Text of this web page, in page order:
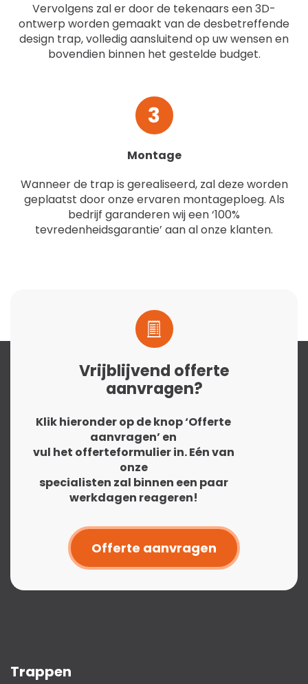
Vervolgens zal er door de tekenaars een 3D-
ontwerp worden gemaakt van de desbetreffende
design trap, volledig aansluitend op uw wensen en
bovendien binnen het gestelde budget.
3
Montage
Wanneer de trap is gerealiseerd, zal deze worden
geplaatst door onze ervaren montageploeg. Als
bedrijf garanderen wij een ‘100%
tevredenheidsgarantie’ aan al onze klanten.
Vrijblijvend offerte
aanvragen?
Klik hieronder op de knop ‘Offerte
aanvragen’ en
vul het offerteformulier in. Eén van
onze
specialisten zal binnen een paar
werkdagen reageren!
Offerte aanvragen
Trappen